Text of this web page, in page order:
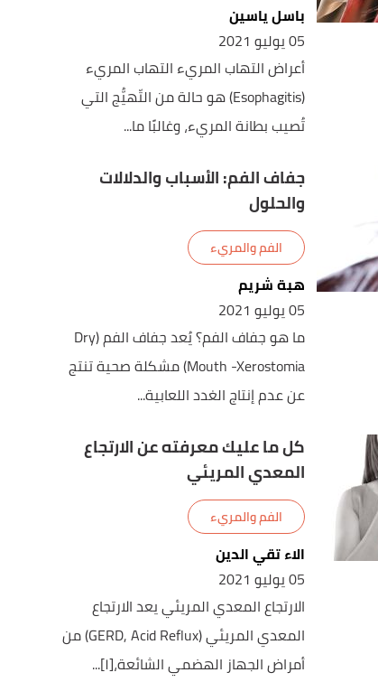
باسل ياسين
05 يوليو 2021
أعراض التهاب المريء التهاب المريء
(Esophagitis) هو حالة من التّهيُّج التي
تُصيب بطانة المريء، وغالبًا ما...
جفاف الفم: الأسباب والدلالات
والحلول
الفم والمريء
هبة شريم
05 يوليو 2021
ما هو جفاف الفم؟ يُعد جفاف الفم (Dry
Mouth -Xerostomia) مشكلة صحية تنتج
عن عدم إنتاج الغدد اللعابية...
كل ما عليك معرفته عن الارتجاع
المعدي المريئي
الفم والمريء
الاء تقي الدين
05 يوليو 2021
الارتجاع المعدي المريئي يعد الارتجاع
المعدي المريئي (GERD, Acid Reflux) من
أمراض الجهاز الهضمي الشائعة،[١]...